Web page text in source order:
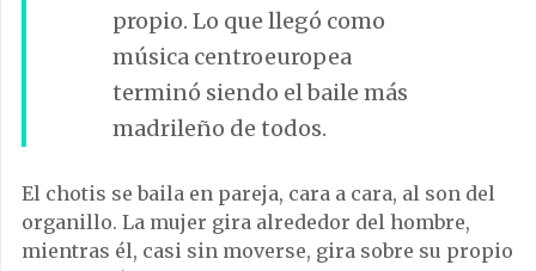
propio. Lo que llegó como
música centroeuropea
terminó siendo el baile más
madrileño de todos.
El chotis se baila en pareja, cara a cara, al son del
organillo. La mujer gira alrededor del hombre,
mientras él, casi sin moverse, gira sobre su propio